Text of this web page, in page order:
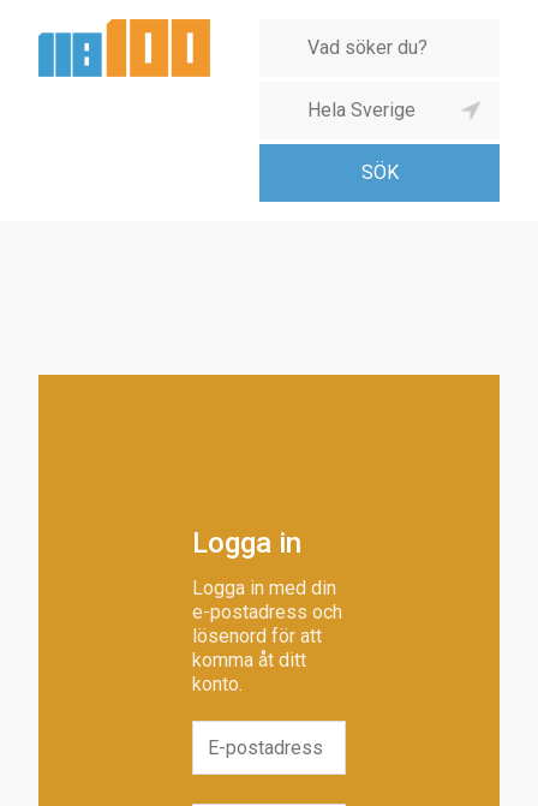
Logga in
Logga in med din
e-postadress och
lösenord för att
komma åt ditt
konto.